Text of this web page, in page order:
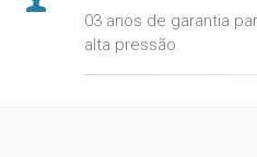
03 anos de garantia
alta pressão.